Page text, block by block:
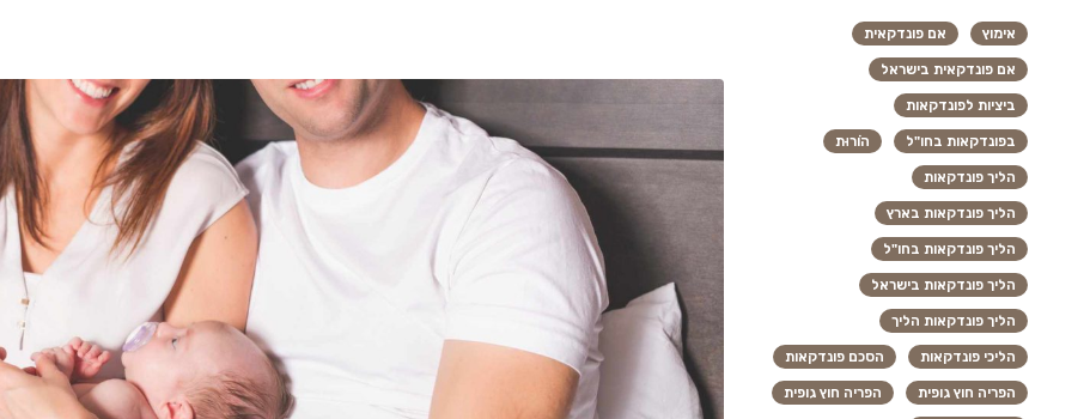
אימוץ אם פונדקאית
אם פונדקאית בישראל
ביציות לפונדקאות
בפונדקאות בחו"ל הוֹרוּת
הליך פונדקאות
הליך פונדקאות בארץ
הליך פונדקאות בחו"ל
הליך פונדקאות בישראל
הליך פונדקאות הליך
הליכי פונדקאות הסכם פונדקאות
הפריה חוץ גופית הפריה חוץ גופית